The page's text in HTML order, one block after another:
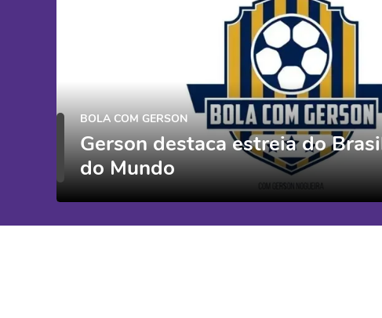
BOLA COM GERSON
Gerson destaca estreia do
do Mundo